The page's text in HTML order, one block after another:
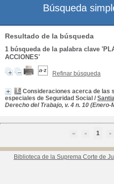
Resultado de la búsqueda
1 búsqueda de la palabra clave
ACCIONES'
Refinar búsqueda
Consideraciones acerca de las
especiales de Seguridad Social /
Derecho del Trabajo, v. 4 n. 10 (Enero-
1
Biblioteca de la Suprema Corte de
Búsqueda